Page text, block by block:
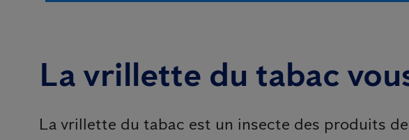
La vrillette du tabac
La vrillette du tabac est un insecte des produits